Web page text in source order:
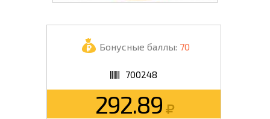
Бонусные баллы: 70
700248
292.89